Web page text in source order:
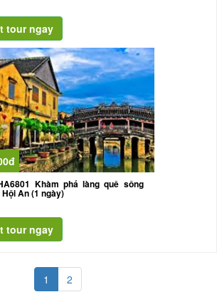
Khàm phá làng quê sông
An (1 ngày)
1 2